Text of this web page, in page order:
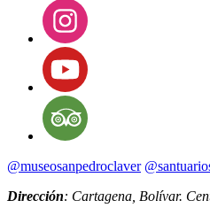
@museosanpedroclaver
Dirección: Cartagena, Bolívar.